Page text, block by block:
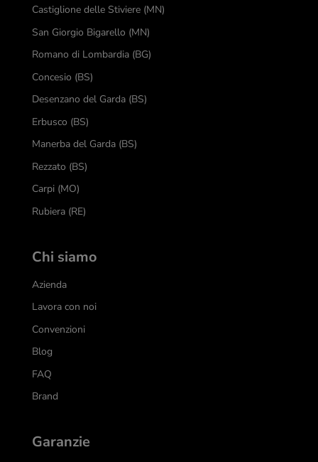
Castiglione delle Stiviere (MN)
San Giorgio Bigarello (MN)
Romano di Lombardia (BG)
Concesio (BS)
Desenzano del Garda (BS)
Erbusco (BS)
Manerba del Garda (BS)
Rezzato (BS)
Carpi (MO)
Rubiera (RE)
Chi siamo
Azienda
Lavora con noi
Convenzioni
Blog
FAQ
Brand
Garanzie